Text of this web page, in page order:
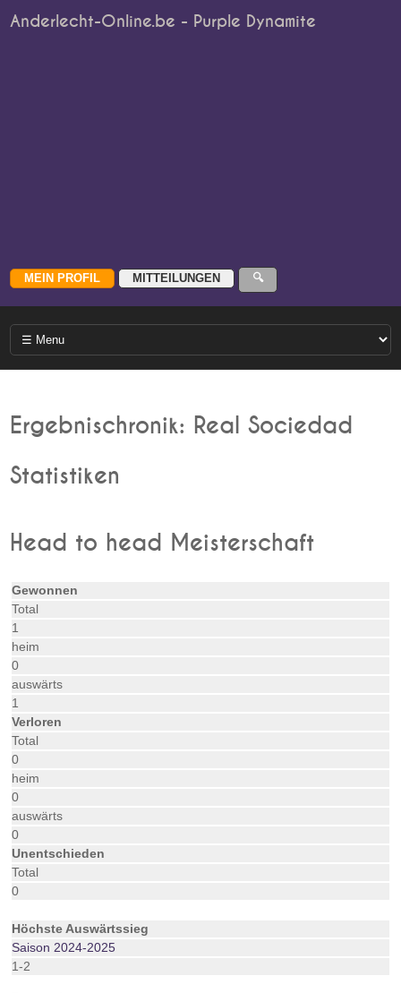
Anderlecht-Online.be - Purple Dynamite
Ergebnischronik: Real Sociedad
Statistiken
Head to head Meisterschaft
Gewonnen
Total
1
heim
0
auswärts
1
Verloren
Total
0
heim
0
auswärts
0
Unentschieden
Total
0
Höchste Auswärtssieg
Saison 2024-2025
1-2